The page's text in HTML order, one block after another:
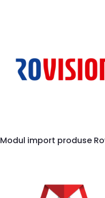
Modul import produse